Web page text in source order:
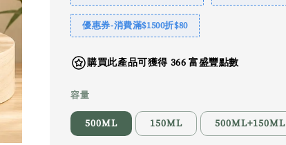
優惠券-消費滿$1500折$80
購買此產品可獲得 366 富盛豐點數
容量
500ML 150ML 500ML+150ML